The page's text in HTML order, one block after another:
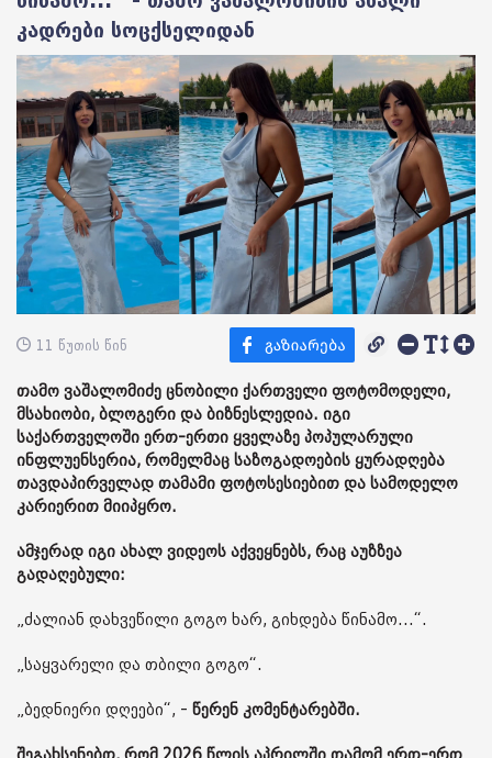
კადრები სოცქსელიდან
11 წუთის წინ
თამო ვაშალომიძე ცნობილი ქართველი ფოტომოდელი,
მსახიობი, ბლოგერი და ბიზნესლედია. იგი
საქართველოში ერთ-ერთი ყველაზე პოპულარული
ინფლუენსერია, რომელმაც საზოგადოების ყურადღება
თავდაპირველად თამამი ფოტოსესიებით და სამოდელო
კარიერით მიიპყრო.
ამჯერად იგი ახალ ვიდეოს აქვეყნებს, რაც აუზზეა
გადაღებული:
„ძალიან დახვეწილი გოგო ხარ, გიხდება წინამო...“.
„საყვარელი და თბილი გოგო“.
„ბედნიერი დღეები“, - წერენ კომენტარებში.